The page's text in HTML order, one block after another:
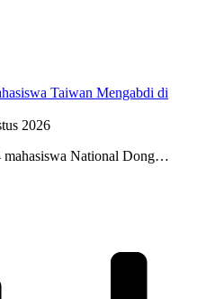
Taiwan Mengabdi di
2026
mahasiswa National Dong…